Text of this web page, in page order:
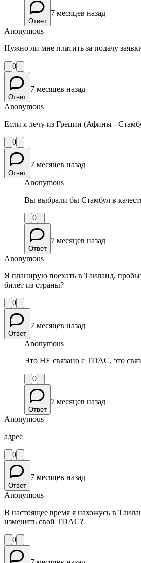
Ответ
7 месяцев назад
Anonymous
Нужно ли мне платить за подачу
0
Ответ
7 месяцев назад
Anonymous
Если я лечу из Греции (Афины -
0
Ответ
7 месяцев назад
Anonymous
Вы выбрали бы Стамбул в
0
Ответ
7 месяцев назад
Anonymous
Я планирую поехать в Таиланд,
билет из страны?
0
Ответ
7 месяцев назад
Anonymous
Это НЕ связано с TDAC, это
0
Ответ
7 месяцев назад
Anonymous
адрес
0
Ответ
7 месяцев назад
Anonymous
В настоящее время я нахожусь в
изменить свой TDAC?
0